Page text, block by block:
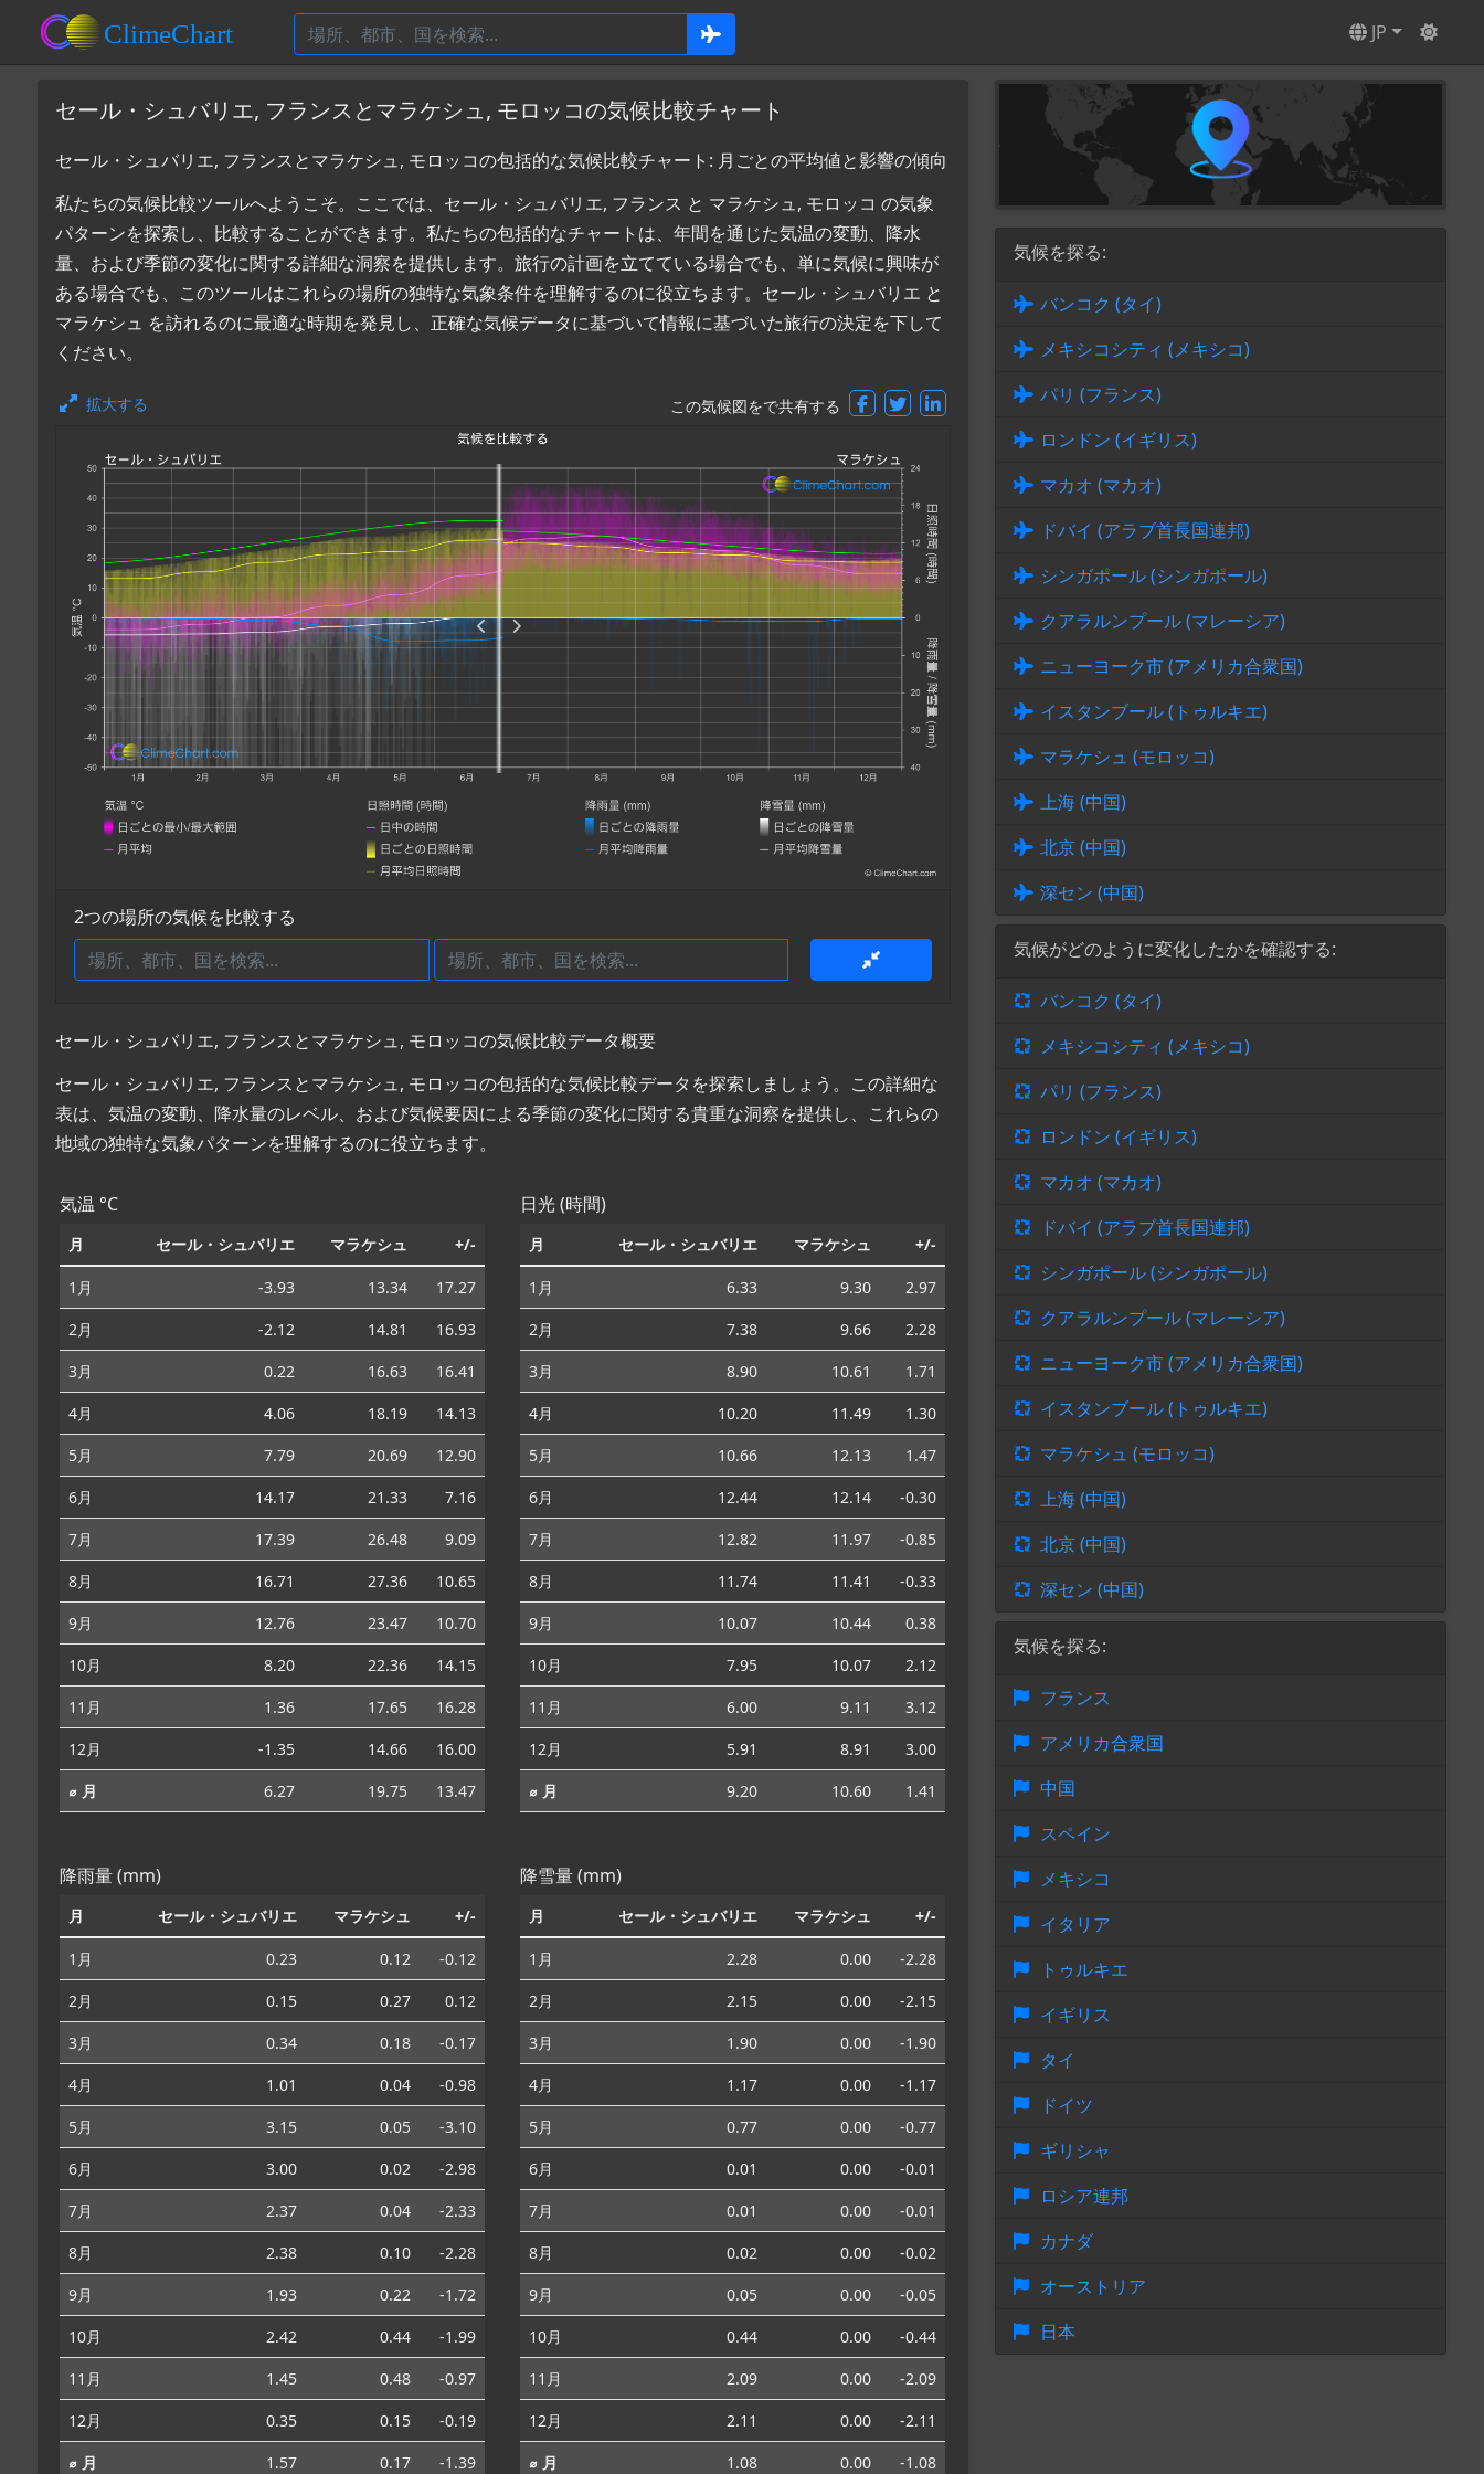
JP
セール・シュバリエ, フランスとマラケシュ, モロッコの気候比較チャート
セール・シュバリエ, フランスとマラケシュ, モロッコの包括的な気候比較チャート: 月ごとの平均値と影響の傾向
私たちの気候比較ツールへようこそ。ここでは、セール・シュバリエ, フランス と マラケシュ, モロッコ の気象
パターンを探索し、比較することができます。私たちの包括的なチャートは、年間を通じた気温の変動、降水
量、および季節の変化に関する詳細な洞察を提供します。旅行の計画を立てている場合でも、単に気候に興味が
ある場合でも、このツールはこれらの場所の独特な気象条件を理解するのに役立ちます。セール・シュバリエ と
マラケシュ を訪れるのに最適な時期を発見し、正確な気候データに基づいて情報に基づいた旅行の決定を下して
ください。
拡大する この気候図をで共有する
2つの場所の気候を比較する
セール・シュバリエ, フランスとマラケシュ, モロッコの気候比較データ概要
セール・シュバリエ, フランスとマラケシュ, モロッコの包括的な気候比較データを探索しましょう。この詳細な
表は、気温の変動、降水量のレベル、および気候要因による季節の変化に関する貴重な洞察を提供し、これらの
地域の独特な気象パターンを理解するのに役立ちます。
気温 °C
月 セール・シュバリエ マラケシュ +/-
1月 -3.93 13.34
17.27
2月
-2.12 14.81
16.93
3月
0.22 16.63
16.41
4月
4.06 18.19
14.13
5月
7.79 20.69
12.90
6月
14.17 21.33
7.16
7月
17.39 26.48
9.09
8月
16.71 27.36
10.65
9月
12.76 23.47
10.70
10月
8.20 22.36
14.15
11月
1.36 17.65
16.28
12月
-1.35 14.66
16.00
⌀ 月
6.27 19.75 13.47
日光 (時間)
月 セール・シュバリエ マラケシュ +/-
1月 6.33 9.30
2.97
2月
7.38 9.66
2.28
3月
8.90 10.61
1.71
4月
10.20 11.49
1.30
5月
10.66 12.13
1.47
6月
12.44 12.14
-0.30
7月
12.82 11.97
-0.85
8月
11.74 11.41
-0.33
9月
10.07 10.44
0.38
10月
7.95 10.07
2.12
11月
6.00 9.11
3.12
12月
5.91 8.91
3.00
⌀ 月
9.20 10.60 1.41
降雨量 (mm)
月 セール・シュバリエ マラケシュ +/-
1月 0.23 0.12
-0.12
2月
0.15 0.27
0.12
3月
0.34 0.18
-0.17
4月
1.01 0.04
-0.98
5月
3.15 0.05
-3.10
6月
3.00 0.02
-2.98
7月
2.37 0.04
-2.33
8月
2.38 0.10
-2.28
9月
1.93 0.22
-1.72
10月
2.42 0.44
-1.99
11月
1.45 0.48
-0.97
12月
0.35 0.15
-0.19
⌀ 月
1.57 0.17 -1.39
降雪量 (mm)
月 セール・シュバリエ マラケシュ +/-
1月 2.28 0.00
-2.28
2月
2.15 0.00
-2.15
3月
1.90 0.00
-1.90
4月
1.17 0.00
-1.17
5月
0.77 0.00
-0.77
6月
0.01 0.00
-0.01
7月
0.01 0.00
-0.01
8月
0.02 0.00
-0.02
9月
0.05 0.00
-0.05
10月
0.44 0.00
-0.44
11月
2.09 0.00
-2.09
12月
2.11 0.00
-2.11
⌀ 月
1.08 0.00 -1.08
気候を探る:
バンコク (タイ)
メキシコシティ (メキシコ)
パリ (フランス)
ロンドン (イギリス)
マカオ (マカオ)
ドバイ (アラブ首長国連邦)
シンガポール (シンガポール)
クアラルンプール (マレーシア)
ニューヨーク市 (アメリカ合衆国)
イスタンブール (トゥルキエ)
マラケシュ (モロッコ)
上海 (中国)
北京 (中国)
深セン (中国)
気候がどのように変化したかを確認する:
バンコク (タイ)
メキシコシティ (メキシコ)
パリ (フランス)
ロンドン (イギリス)
マカオ (マカオ)
ドバイ (アラブ首長国連邦)
シンガポール (シンガポール)
クアラルンプール (マレーシア)
ニューヨーク市 (アメリカ合衆国)
イスタンブール (トゥルキエ)
マラケシュ (モロッコ)
上海 (中国)
北京 (中国)
深セン (中国)
気候を探る:
フランス
アメリカ合衆国
中国
スペイン
メキシコ
イタリア
トゥルキエ
イギリス
タイ
ドイツ
ギリシャ
ロシア連邦
カナダ
オーストリア
日本